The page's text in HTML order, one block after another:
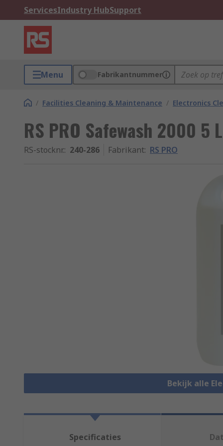
ServicesIndustry HubSupport
Menu Fabrikantnummer
/ Facilities Cleaning & Maintenance / Electronics
RS PRO Safewash 2000 5
RS-stocknr.: 240-286 Fabrikant: RS PRO
Bekijk alle
Specificaties